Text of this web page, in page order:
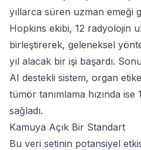
yıllarca süren uzman emeği
Hopkins ekibi, 12 radyolojin
birleştirerek, geleneksel
yıl alacak bir işi başardı.
AI destekli sistem, organ
tümör tanımlama hızında ise
sağladı.
Kamuya Açık Bir Standart
Bu veri setinin potansiyel